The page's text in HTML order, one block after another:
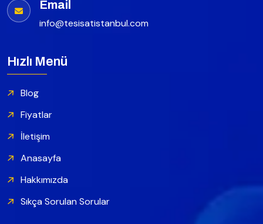
Email
info@tesisatistanbul.com
Hızlı Menü
Blog
Fiyatlar
İletişim
Anasayfa
Hakkımızda
Sıkça Sorulan Sorular